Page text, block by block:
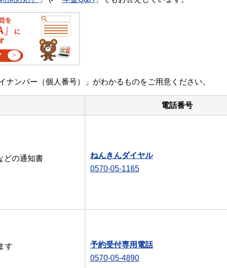
ンバー（個人番号）」がわかるものをご用意ください。
電話番号
どの通知書
ねんきんダイヤル
0570-05-1165
す
予約受付専用電話
0570-05-4890